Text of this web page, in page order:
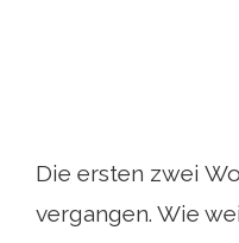
Die ersten zwei
vergangen. Wie